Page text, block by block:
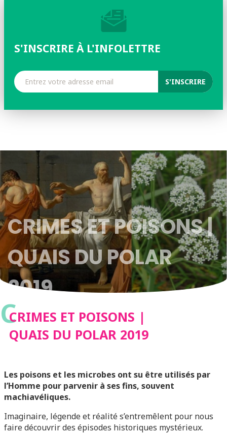
S'INSCRIRE À L'INFOLETTRE
CRIMES ET POISONS |
QUAIS DU POLAR
2019
CCRIMES ET POISONS |
QUAIS DU POLAR 2019
Les poisons et les microbes ont su être utilisés par
l’Homme pour parvenir à ses fins, souvent
machiavéliques.
Imaginaire, légende et réalité s’entremêlent pour nous
faire découvrir des épisodes historiques mystérieux.